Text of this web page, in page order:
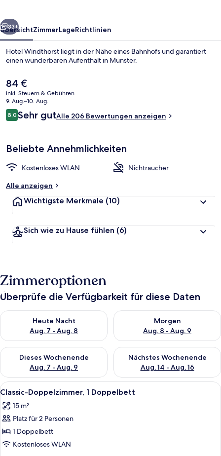
Weiter
33+
ÜbersichtZimmerLageRichtlinien
Hotel Windthorst liegt in der Nähe eines Bahnhofs und garantiert
einen wunderbaren Aufenthalt in Münster.
Der
aktuelle
Preis
beträgt
84 €.
84 €
inkl. Steuern & Gebühren
9. Aug.–10. Aug.
Bewertungen
8,08,0 von 10.
Sehr gutAlle 206 Bewertungen anzeigen
Beliebte Annehmlichkeiten
Kostenloses WLAN
Nichtraucher
Alle anzeigen
Wichtigste Merkmale (10)
Sich wie zu Hause fühlen (6)
Zimmeroptionen
Überprüfe die Verfügbarkeit für diese Daten
Heute Nacht
Aug. 7 - Aug. 8
Überprüfe die Verfügbarkeit für heute Nacht, Aug. 7 - Aug. 8.
Morgen
Aug. 8 - Aug. 9
Überprüfe die Verfügbarkeit
Dieses Wochenende
Aug. 7 - Aug. 9
Überprüfe die Verfügbarkeit für dieses Wochenende, Aug. 7
Nächstes Wochenende
Aug. 14 - Aug. 16
Überprüfe die Verfügbarkeit
Alle
Fotos
für
Classic-
Doppelzimmer,
1
Ein Hotelzimmer mit zwei
8
Classic-Doppelzimmer, 1 Doppelbett
15 m²
Platz für 2 Personen
1 Doppelbett
Kostenloses WLAN